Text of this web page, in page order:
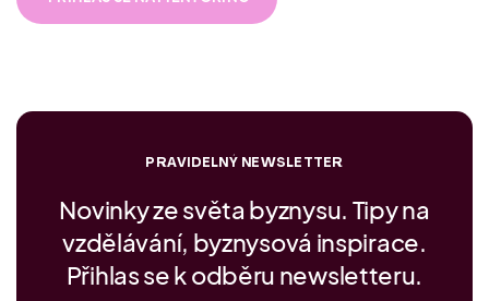
PRAVIDELNÝ NEWSLETTER
Novinky ze světa byznysu. Tipy na
vzdělávání, byznysová inspirace.
Přihlas se k odběru newsletteru.